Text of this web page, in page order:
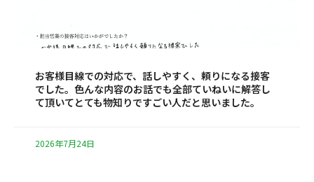
お客様目線での対応で、話しやすく、頼りになる接客
でした。色んな内容のお話でも全部ていねいに解答し
て頂いてとても物知りですごい人だと思いました。
2026年7月24日